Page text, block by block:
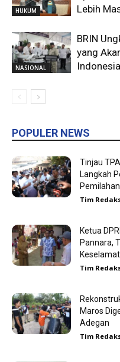
HUKUM
Lebih
NASIONAL
BRIN
yang
Indonesia
POPULER NEWS
Tinjau
Langkah
Tim
Ketua
Pannara,
Tim
Maros
Adegan
Tim